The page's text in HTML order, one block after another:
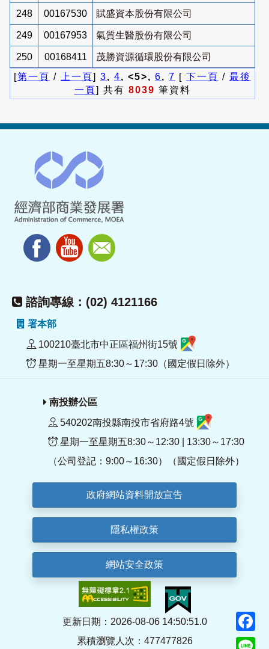
248 00167530 賦盛資本股份有限公司
249 00167953 氣質生醫股份有限公司
250 00168411
茂勝資源循環股份有限公司
[第一頁 / 上一頁] 3, 4, <5>, 6, 7 [ 下一頁 / 最後
一頁] 共有 8039 筆資料
諮詢專線：(02) 4121166
署本部
100210臺北市中正區福州街15號
星期一至星期五8:30～17:30（國定假日除外）
南投辦公區
540202南投縣南投市省府路4號
星期一至星期五8:30～12:30 | 13:30～17:30
（公司登記：9:00～16:30）（國定假日除外）
政府網站資料開放宣告
隱私權政策
網站安全政策
更新日期：2026-08-06 14:50:51.0
累積瀏覽人次：477477826